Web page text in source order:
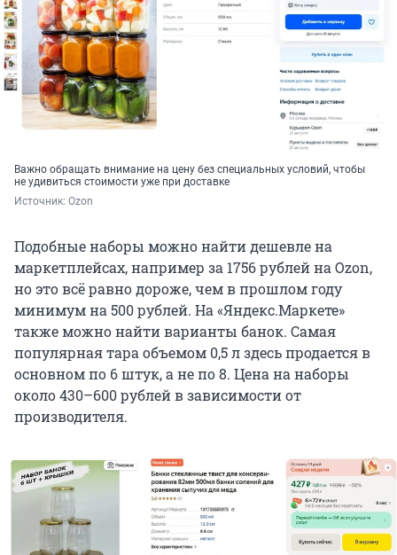
Важно обращать внимание на цену без специальных условий, чтобы
не удивиться стоимости уже при доставке
Источник: Ozon
Подобные наборы можно найти дешевле на
маркетплейсах, например за 1756 рублей на Ozon,
но это всё равно дороже, чем в прошлом году
минимум на 500 рублей. На «Яндекс.Маркете»
также можно найти варианты банок. Самая
популярная тара объемом 0,5 л здесь продается в
основном по 6 штук, а не по 8. Цена на наборы
около 430–600 рублей в зависимости от
производителя.